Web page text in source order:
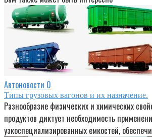
Автоновости 0
Типы грузовых вагонов и их назначение.
Разнообразие физических и химических
продуктов диктует необходимость
узкоспециализированных емкостей,